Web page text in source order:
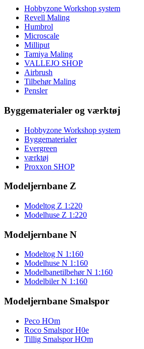
Hobbyzone Workshop system
Revell Maling
Humbrol
Microscale
Milliput
Tamiya Maling
VALLEJO SHOP
Airbrush
Tilbehør Maling
Pensler
Byggematerialer og værktøj
Hobbyzone Workshop system
Byggematerialer
Evergreen
værktøj
Proxxon SHOP
Modeljernbane Z
Modeltog Z 1:220
Modelhuse Z 1:220
Modeljernbane N
Modeltog N 1:160
Modelhuse N 1:160
Modelbanetilbehør N 1:160
Modelbiler N 1:160
Modeljernbane Smalspor
Peco HOm
Roco Smalspor H0e
Tillig Smalspor HOm